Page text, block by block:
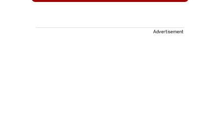
Advertisement